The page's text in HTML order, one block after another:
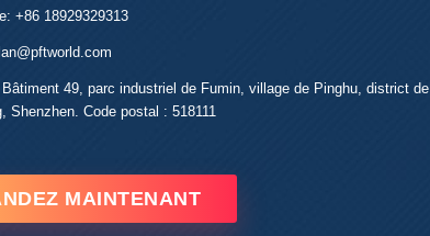
+86 18929329313
Bâtiment 49, parc industriel de Fumin, village de Pinghu, district de
Shenzhen. Code postal : 518111
MAINTENANT